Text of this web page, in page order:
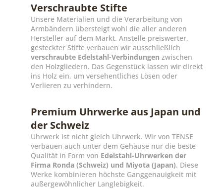
Verschraubte Stifte
Unsere Materialien und die Verarbeitung von
Armbändern übersteigt wohl die aller anderen
Hersteller auf dem Markt. Anstelle preiswerter,
gesteckter Stifte verbauen wir ausschließlich
verschraubte Edelstahl-Verbindungen zwischen
den Holzgliedern. Das Gegenstück lassen wir direkt
ins Holz ein, um versehentliches Lösen oder
Verlieren zu verhindern.
Premium Uhrwerke aus Japan und
der Schweiz
Uhrwerk ist nicht gleich Uhrwerk. Wir von TENSE
verbauen auch unter dem Gehäuse nur die beste
Qualität in Form von Edelstahl-Uhrwerken der
Firma Ronda (Schweiz) und Miyota (Japan). Diese
Werke kombinieren höchste Ganggenauigkeit mit
außergewöhnlicher Langlebigkeit.